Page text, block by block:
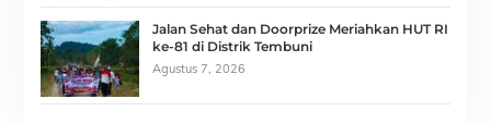
Jalan Sehat dan Doorprize Meriahkan HUT RI
ke-81 di Distrik Tembuni
Agustus 7, 2026